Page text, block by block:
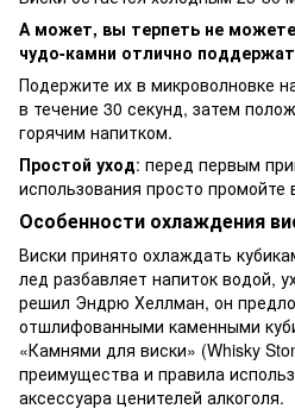
А может, вы терпеть не
чудо-камни отлично
Подержите их в микроволновке
в течение 30 секунд, затем
горячим напитком.
Простой уход: перед первым
использования просто промойте
Особенности охлаждения
Виски принято охлаждать
лед разбавляет напиток водой,
решил Эндрю Хеллман, он
отшлифованными каменными
«Камнями для виски» (Whisky
преимущества и правила
аксессуара ценителей алкоголя.